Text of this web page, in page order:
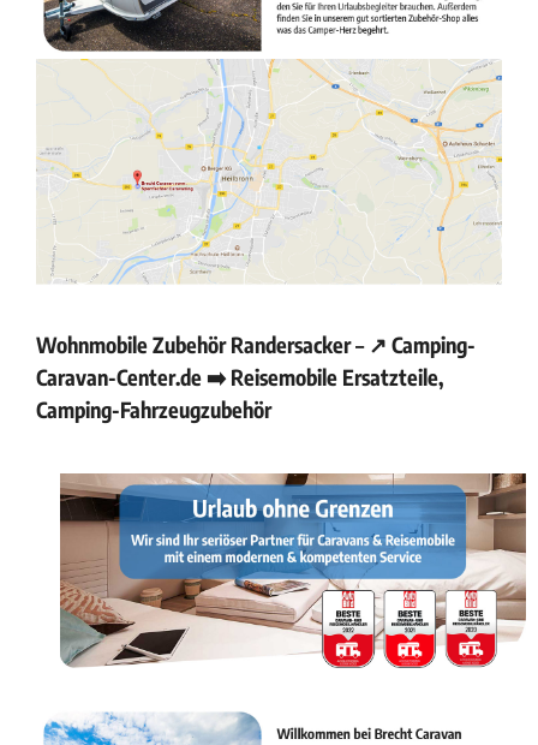
Wohnmobile Zubehör Randersacker – ↗️ Camping-
Caravan-Center.de ➡️ Reisemobile Ersatzteile,
Camping-Fahrzeugzubehör